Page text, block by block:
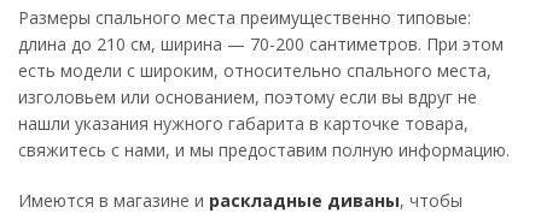
Размеры спального места преимущественно типовые:
длина до 210 см, ширина — 70-200 сантиметров. При этом
есть модели с широким, относительно спального места,
изголовьем или основанием, поэтому если вы вдруг не
нашли указания нужного габарита в карточке товара,
свяжитесь с нами, и мы предоставим полную информацию.
Имеются в магазине и раскладные диваны, чтобы